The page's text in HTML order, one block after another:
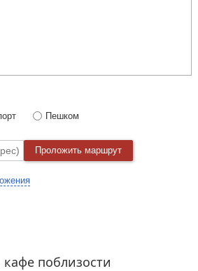
Пешком
Проложить маршрут
поблизости